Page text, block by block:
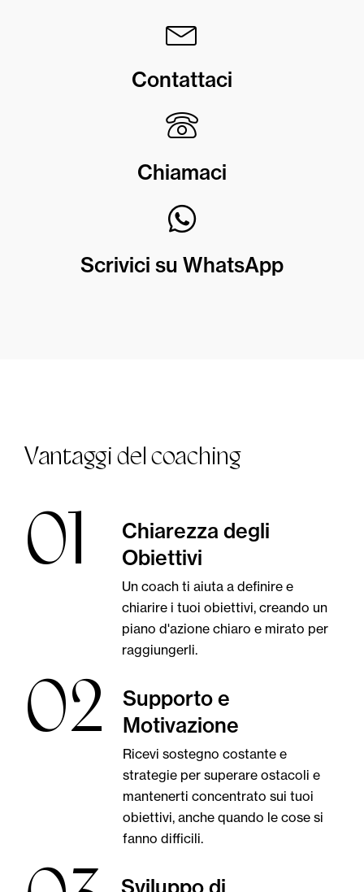
Contattaci
Chiamaci
Scrivici su WhatsApp
Vantaggi del coaching
01
Chiarezza degli
Obiettivi
Un coach ti aiuta a definire e
chiarire i tuoi obiettivi, creando un
piano d'azione chiaro e mirato per
raggiungerli.
02
Supporto e
Motivazione
Ricevi sostegno costante e
strategie per superare ostacoli e
mantenerti concentrato sui tuoi
obiettivi, anche quando le cose si
fanno difficili.
Sviluppo di